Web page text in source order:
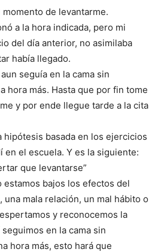
de levantarme.
a la hora indicada, pero mi
del día anterior, no asimilaba
había llegado.
seguía en la cama sin
hora más. Hasta que por fin tome
y por ende llegue tarde a la cita
hipótesis basada en los ejercicios
en el escuela. Y es la siguiente:
que levantarse”
estamos bajos los efectos del
una mala relación, un mal hábito o
y reconocemos la
en la cama sin
hora más, esto hará que